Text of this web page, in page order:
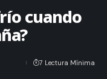
cuando
7 Lectura Mínima